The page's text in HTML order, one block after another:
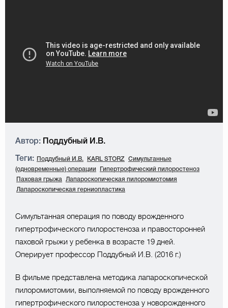
Автор: Поддубный И.В.
Теги: Поддубный И.В. KARL STORZ
Симультанные
(одновременные) операции
Гипертрофический пилоростеноз
Паховая грыжа
Лапароскопическая пилоромиотомия
Лапароскопическая герниопластика
Симультанная операция по поводу врожденного
гипертрофического пилоростеноза и правосторонней
паховой грыжи у ребенка в возрасте 19 дней.
Оперирует профессор Поддубный И.В. (2016 г.)
В фильме представлена методика лапароскопической
пилоромиотомии, выполняемой по поводу врожденного
гипертрофического пилоростеноза у новорожденного